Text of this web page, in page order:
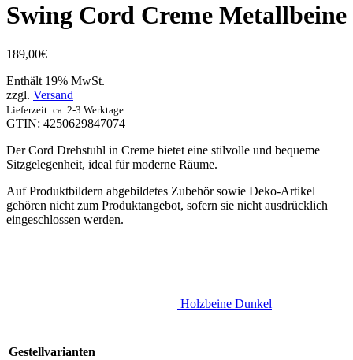
Swing Cord Creme Metallbeine
189,00€
Enthält 19% MwSt.
zzgl. Versand
Lieferzeit: ca. 2-3 Werktage
GTIN: 4250629847074
Der Cord Drehstuhl in Creme bietet eine stilvolle und bequeme
Sitzgelegenheit, ideal für moderne Räume.
Auf Produktbildern abgebildetes Zubehör sowie Deko-Artikel
gehören nicht zum Produktangebot, sofern sie nicht ausdrücklich
eingeschlossen werden.
Gestellvarianten
Holzbeine Dunkel